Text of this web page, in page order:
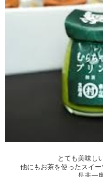
とても美味し
他にもお茶を使ったスイ